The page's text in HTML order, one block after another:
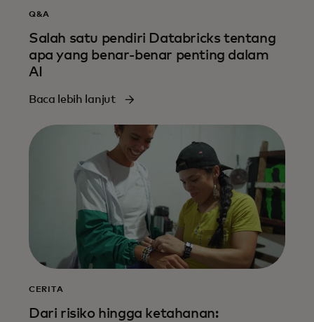
Q&A
Salah satu pendiri Databricks tentang
apa yang benar-benar penting dalam
AI
Baca lebih lanjut
CERITA
Dari risiko hingga ketahanan: